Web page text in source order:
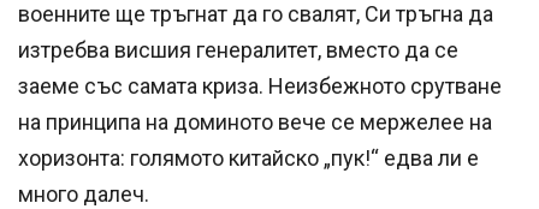
военните ще тръгнат да го свалят, Си тръгна да
изтребва висшия генералитет, вместо да се
заеме със самата криза. Неизбежното срутване
на принципа на доминото вече се мержелее на
хоризонта: голямото китайско „пук!“ едва ли е
много далеч.